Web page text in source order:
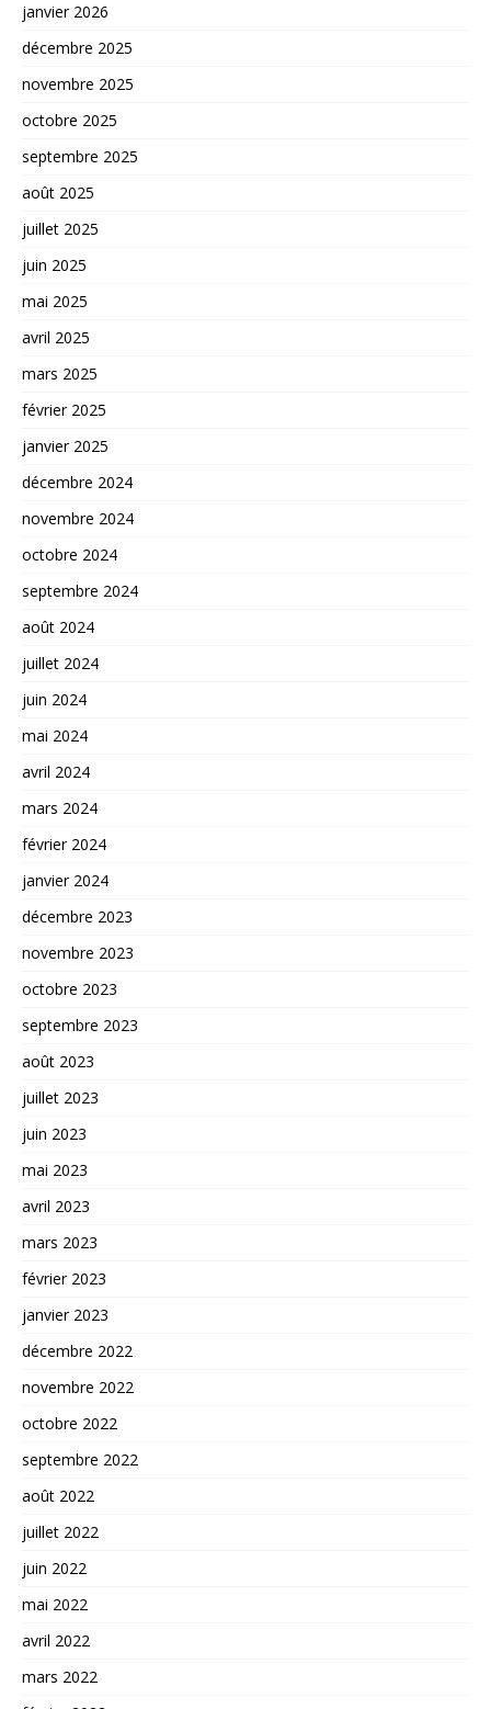
janvier 2026
décembre 2025
novembre 2025
octobre 2025
septembre 2025
août 2025
juillet 2025
juin 2025
mai 2025
avril 2025
mars 2025
février 2025
janvier 2025
décembre 2024
novembre 2024
octobre 2024
septembre 2024
août 2024
juillet 2024
juin 2024
mai 2024
avril 2024
mars 2024
février 2024
janvier 2024
décembre 2023
novembre 2023
octobre 2023
septembre 2023
août 2023
juillet 2023
juin 2023
mai 2023
avril 2023
mars 2023
février 2023
janvier 2023
décembre 2022
novembre 2022
octobre 2022
septembre 2022
août 2022
juillet 2022
juin 2022
mai 2022
avril 2022
mars 2022